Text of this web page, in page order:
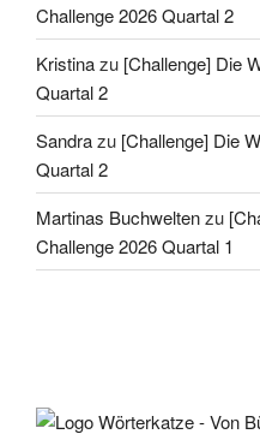
Challenge 2026 Quartal 2
Kristinazu [Challenge] Die
Quartal 2
Sandrazu [Challenge] Die
Quartal 2
Martinas Buchweltenzu
Challenge 2026 Quartal 1